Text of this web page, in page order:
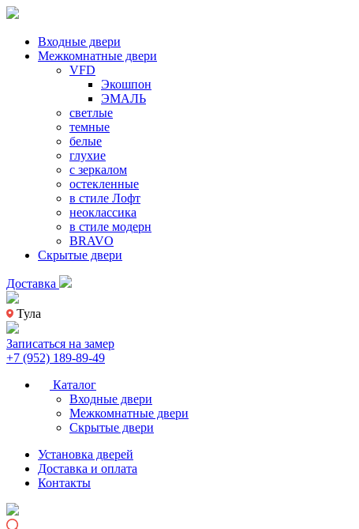
Входные двери
Межкомнатные двери
VFD
Экошпон
ЭМАЛЬ
светлые
темные
белые
глухие
с зеркалом
остекленные
в стиле Лофт
неоклассика
в стиле модерн
BRAVO
Скрытые двери
Доставка
Тула
Записаться на замер
+7 (952) 189-89-49
Каталог
Входные двери
Межкомнатные двери
Скрытые двери
Установка дверей
Доставка и оплата
Контакты